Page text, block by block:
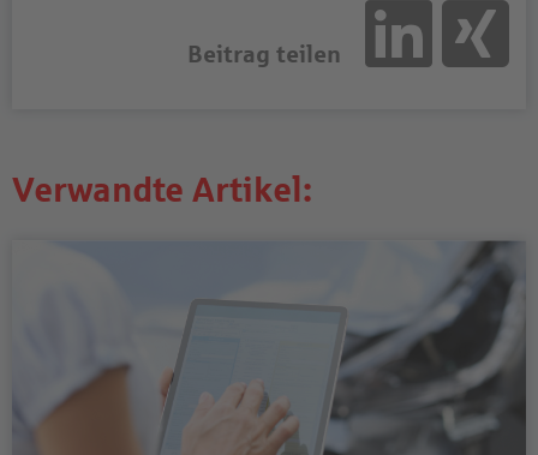
Beitrag teilen
Verwandte Artikel: